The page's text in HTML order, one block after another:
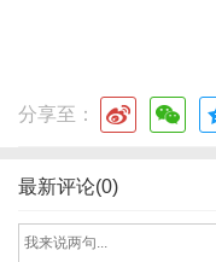
分享至：
最新评论(0)